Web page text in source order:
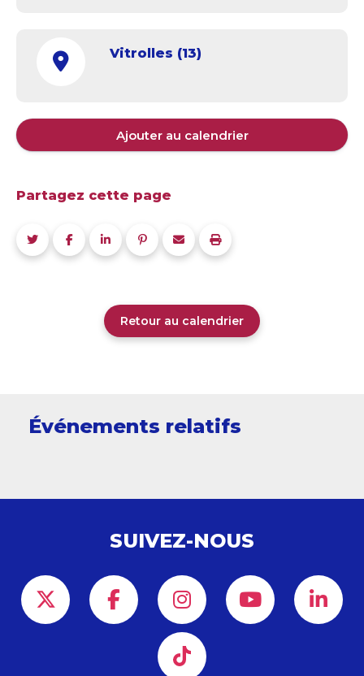
Vitrolles (13)
Ajouter au calendrier
Partagez cette page
Retour au calendrier
Événements relatifs
SUIVEZ-NOUS